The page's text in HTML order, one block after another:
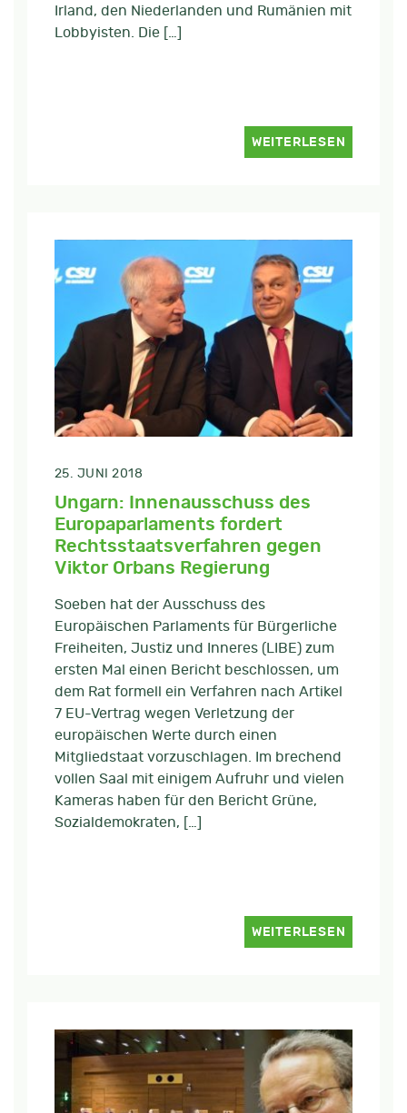
Irland, den Niederlanden und Rumänien mit
Lobbyisten. Die […]
WEITERLESEN
25. JUNI 2018
Ungarn: Innenausschuss des
Europaparlaments fordert
Rechtsstaatsverfahren gegen
Viktor Orbans Regierung
Soeben hat der Ausschuss des
Europäischen Parlaments für Bürgerliche
Freiheiten, Justiz und Inneres (LIBE) zum
ersten Mal einen Bericht beschlossen, um
dem Rat formell ein Verfahren nach Artikel
7 EU-Vertrag wegen Verletzung der
europäischen Werte durch einen
Mitgliedstaat vorzuschlagen. Im brechend
vollen Saal mit einigem Aufruhr und vielen
Kameras haben für den Bericht Grüne,
Sozialdemokraten, […]
WEITERLESEN